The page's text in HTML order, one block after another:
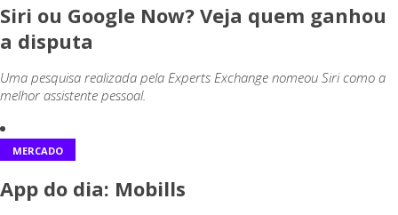
Siri ou Google Now? Veja quem ganhou
a disputa
Uma pesquisa realizada pela Experts Exchange nomeou Siri como a
melhor assistente pessoal.
MERCADO
App do dia: Mobills